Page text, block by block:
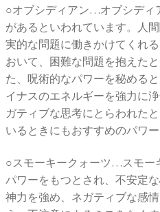
○オブシディアン…オブシディ
があるといわれています。人
実的な問題に働きかけてくれ
おいて、困難な問題を抱えた
た、呪術的なパワーを秘める
イナスのエネルギーを強力に
ガティブな思考にとらわれた
いるときにもおすすめのパワー
○スモーキークォーツ…スモー
パワーをもつとされ、不安定
神力を強め、ネガティブな感